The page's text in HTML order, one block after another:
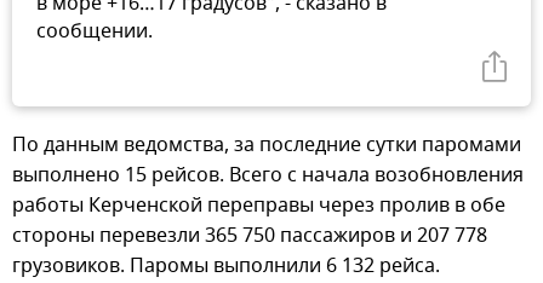
сообщении.
По данным ведомства, за последние сутки паромами
выполнено 15 рейсов. Всего с начала возобновления
работы Керченской переправы через пролив в обе
стороны перевезли 365 750 пассажиров и 207 778
грузовиков. Паромы выполнили 6 132 рейса.